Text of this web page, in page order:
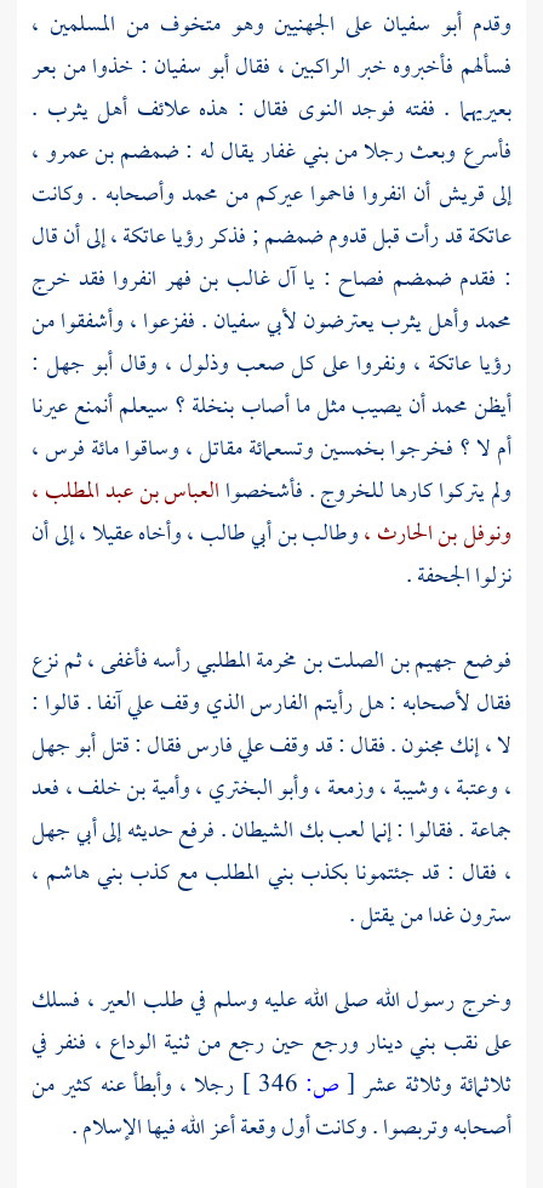
وقدمأبو سفيان على الجهنيين وهو متخوف من المسلمين ،
فسألهم فأخبروه خبر الراكبين ، فقالأبو سفيان : خذوا من بعر
بعيريهما . ففته فوجد النوى فقال : هذه علائف أهل يثرب .
فأسرع وبعث رجلا منبني غفاريقال له :ضمضم بن عمرو ،
إلىقريشأن انفروا فاحموا عيركم منمحمدوأصحابه . وكانت
عاتكةقد رأت قبل قدومضمضم ;فذكر رؤياعاتكة ،إلى أن قال
: فقدم ضمضم فصاح : ياآل غالب بن فهر انفروا فقد خرج
محمدوأهليثربيعترضونلأبي سفيان. ففزعوا ، وأشفقوا من
رؤياعاتكة ، ونفروا على كل صعب وذلول ، وقالأبو جهل :
أيظنمحمدأن يصيب مثل ما أصاببنخلة ؟سيعلم أنمنع عيرنا
أم لا ؟ فخرجوا بخمسين وتسعمائة مقاتل ، وساقوا مائة فرس ،
ولم يتركوا كارها للخروج . فأشخصواالعباس بن عبد المطلب ،
ونوفل بن الحارث ،وطالب بن أبي طالب ،وأخاهعقيلا ،إلى أن
نزلواالجحفة.
فوضعجهيم بن الصلت بن مخرمة المطلبيرأسه فأغفى ، ثم نزع
فقال لأصحابه : هل رأيتم الفارس الذي وقف علي آنفا . قالوا :
لا ، إنك مجنون . فقال : قد وقف علي فارس فقال : قتلأبو جهل
،وعتبة ،وشيبة ،وزمعة ،وأبو البختري ،وأمية بن خلف ،فعد
جماعة . فقالوا : إنما لعب بك الشيطان . فرفع حديثه إلىأبي جهل
، فقال : قد جئتمونا بكذببني المطلبمع كذببني هاشم ،
سترون غدا من يقتل .
وخرج رسول الله صلى الله عليه وسلم في طلب العير ، فسلك
على نقب بني دينارورجع حين رجع منثنية الوداع ، فنفر في
ثلاثمائة وثلاثة عشر[ص:
رجلا ، وأبطأ عنه كثير من
أصحابه وتربصوا . وكانت أول وقعة أعز الله فيها الإسلام .